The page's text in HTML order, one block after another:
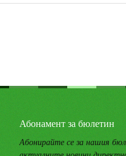
Абонамент за бюлетин
Абонирайте се за нашия